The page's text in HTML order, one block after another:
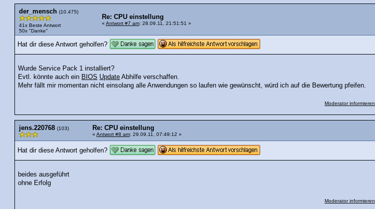
der_mensch (10.475)
41x Beste Antwort
50x "Danke"
Re: CPU einstellung
« Antwort #7 am: 28.09.11, 21:51:51 »
Hat dir diese Antwort geholfen?
Wurde Service Pack 1 installiert?
Evtl. könnte auch ein BIOS Update Abhilfe verschaffen.
Mehr fällt mir momentan nicht einsolang alle Anwendungen so laufen wie gewünscht, würd ich auf die Bewertung pfeifen.
Moderator informieren
jens.220768 (103) Re: CPU einstellung
« Antwort #8 am: 29.09.11, 07:49:12 »
Hat dir diese Antwort geholfen?
beides ausgeführt
ohne Erfolg
Moderator informieren